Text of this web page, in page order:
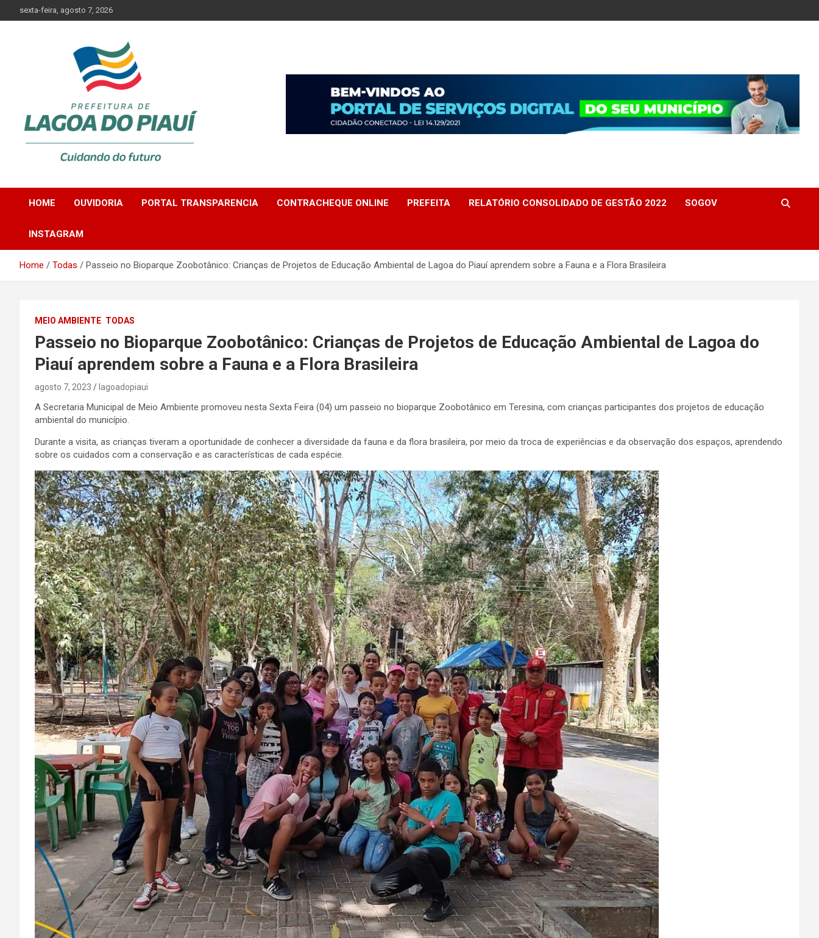
to
sexta-feira, agosto 7, 2026
PREFEITURA DE
HOME OUVIDORIA PORTAL TRANSPARENCIA CONTRACHEQUE ONLINE PREFEITA RELATÓRIO CONSOLIDADO DE GESTÃO 2022 SOGOV
INSTAGRAM
Home Todas Passeio no Bioparque Zoobotânico: Crianças de Projetos de Educação Ambiental de Lagoa do Piauí aprendem sobre a Fauna e a Flora Brasileira
MEIO AMBIENTE TODAS
Passeio no Bioparque Zoobotânico: Crianças de Projetos de Educação Ambiental de Lagoa do
Piauí aprendem sobre a Fauna e a Flora Brasileira
agosto 7, 2023 lagoadopiaui
A Secretaria Municipal de Meio Ambiente promoveu nesta Sexta Feira (04) um passeio no bioparque Zoobotânico em Teresina, com crianças participantes dos projetos de educação
ambiental do município.
Durante a visita, as crianças tiveram a oportunidade de conhecer a diversidade da fauna e da flora brasileira, por meio da troca de experiências e da observação dos espaços, aprendendo
sobre os cuidados com a conservação e as características de cada espécie.